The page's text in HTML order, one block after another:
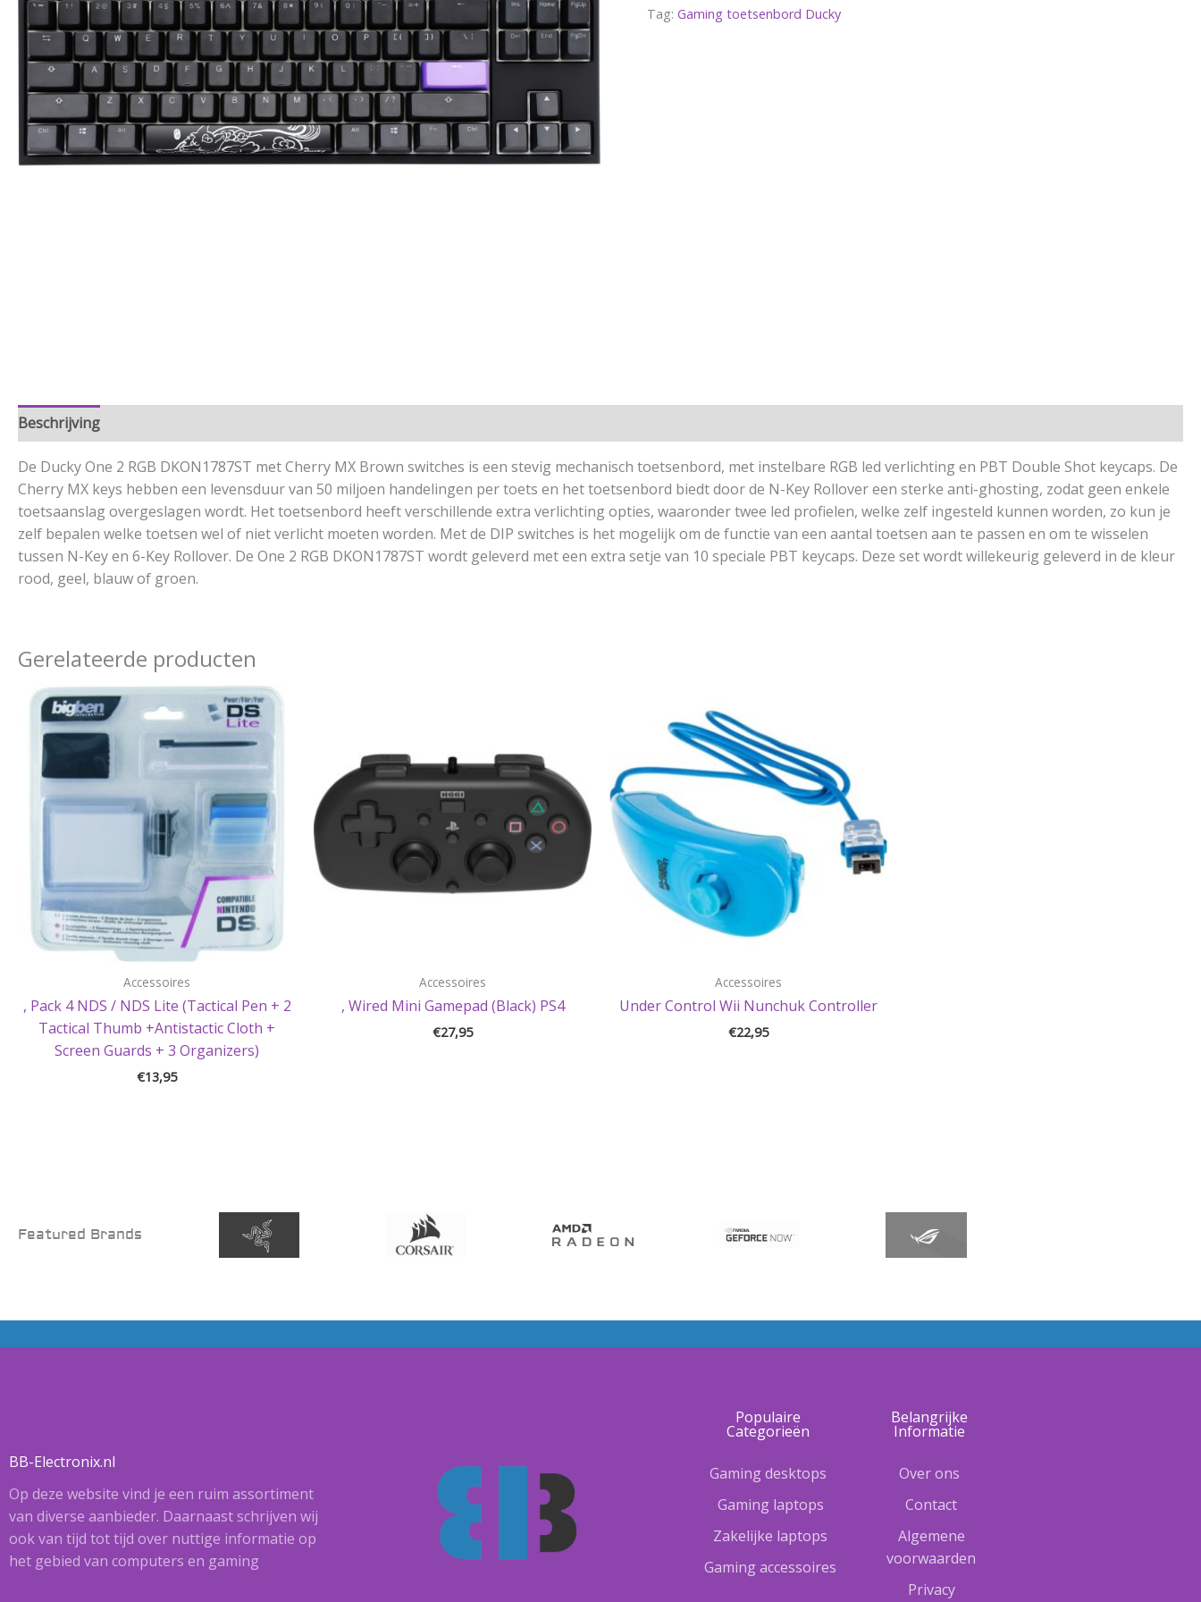
Tag:Gaming toetsenbord Ducky
Beschrijving
De Ducky One 2 RGB DKON1787ST met Cherry MX Brown switches is een stevig mechanisch toetsenbord, met instelbare RGB led verlichting en PBT Double Shot keycaps. De
Cherry MX keys hebben een levensduur van 50 miljoen handelingen per toets en het toetsenbord biedt door de N-Key Rollover een sterke anti-ghosting, zodat geen enkele
toetsaanslag overgeslagen wordt. Het toetsenbord heeft verschillende extra verlichting opties, waaronder twee led profielen, welke zelf ingesteld kunnen worden, zo kun je
zelf bepalen welke toetsen wel of niet verlicht moeten worden. Met de DIP switches is het mogelijk om de functie van een aantal toetsen aan te passen en om te wisselen
tussen N-Key en 6-Key Rollover. De One 2 RGB DKON1787ST wordt geleverd met een extra setje van 10 speciale PBT keycaps. Deze set wordt willekeurig geleverd in de kleur
rood, geel, blauw of groen.
Gerelateerde producten
Accessoires
, Pack 4 NDS / NDS Lite (Tactical Pen + 2
Tactical Thumb +Antistactic Cloth +
Screen Guards + 3 Organizers)
€13,95
Accessoires
, Wired Mini Gamepad (Black) PS4
€27,95
Accessoires
Under Control Wii Nunchuk Controller
€22,95
Featured Brands
BB-Electronix.nl
Op deze website vind je een ruim assortiment
van diverse aanbieder. Daarnaast schrijven wij
ook van tijd tot tijd over nuttige informatie op
het gebied van computers en gaming
Populaire
Categorieën
Gaming desktops
Gaming laptops
Zakelijke laptops
Gaming accessoires
Belangrijke
Informatie
Over ons
Contact
Algemene
voorwaarden
Privacy